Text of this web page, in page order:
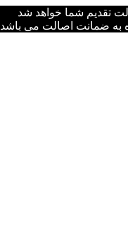
تقدیم شما خواهد شد
به ضمانت اصالت می باشد